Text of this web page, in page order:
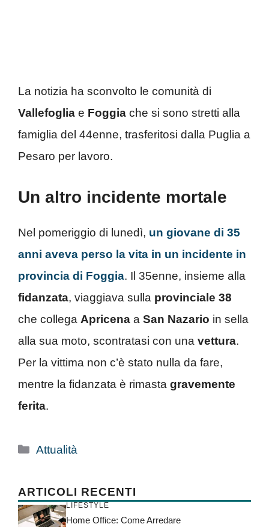
La notizia ha sconvolto le comunità di
Vallefoglia e Foggia che si sono stretti alla
famiglia del 44enne, trasferitosi dalla Puglia a
Pesaro per lavoro.
Un altro incidente mortale
Nel pomeriggio di lunedì, un giovane di 35
anni aveva perso la vita in un incidente in
provincia di Foggia. Il 35enne, insieme alla
fidanzata, viaggiava sulla provinciale 38
che collega Apricena a San Nazario in sella
alla sua moto, scontratasi con una vettura.
Per la vittima non c’è stato nulla da fare,
mentre la fidanzata è rimasta gravemente
ferita.
Categorie
Attualità
ARTICOLI RECENTI
LIFESTYLE
Home Office: Come Arredare